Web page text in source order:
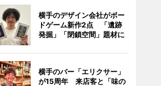
横手のデザイン会社がボー
ドゲーム新作2点 「遺跡
発掘」「閉鎖空間」題材に
横手のバー「エリクサー」
が15周年 来店客と「味の